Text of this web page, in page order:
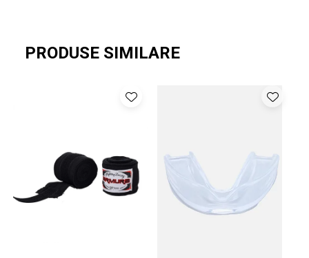
PRODUSE SIMILARE